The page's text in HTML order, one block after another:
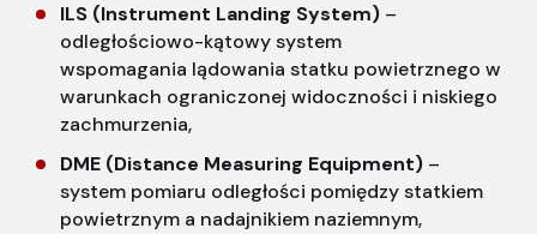
ILS (Instrument Landing System) –
odległościowo-kątowy system
wspomagania lądowania statku powietrznego w
warunkach ograniczonej widoczności i niskiego
zachmurzenia,
DME (Distance Measuring Equipment) –
system pomiaru odległości pomiędzy statkiem
powietrznym a nadajnikiem naziemnym,